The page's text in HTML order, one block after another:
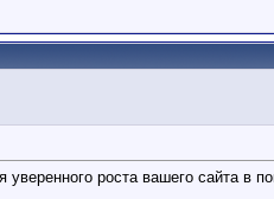
уверенного роста вашего сайта в